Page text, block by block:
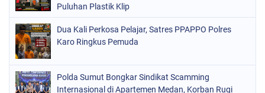
Puluhan Plastik Klip
Dua Kali Perkosa Pelajar, Satres PPAPPO Polres
Karo Ringkus Pemuda
Polda Sumut Bongkar Sindikat Scamming
Internasional di Apartemen Medan, Korban Rugi